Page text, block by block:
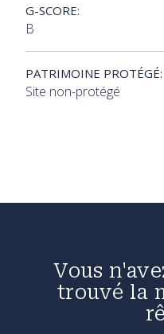
G-SCORE:
B
PATRIMOINE PROTÉGÉ:
Site non-protégé
Vous
trouvé la